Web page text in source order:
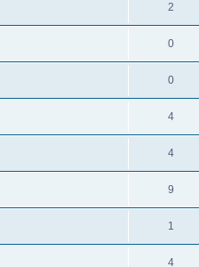
2
0
0
4
4
9
1
4